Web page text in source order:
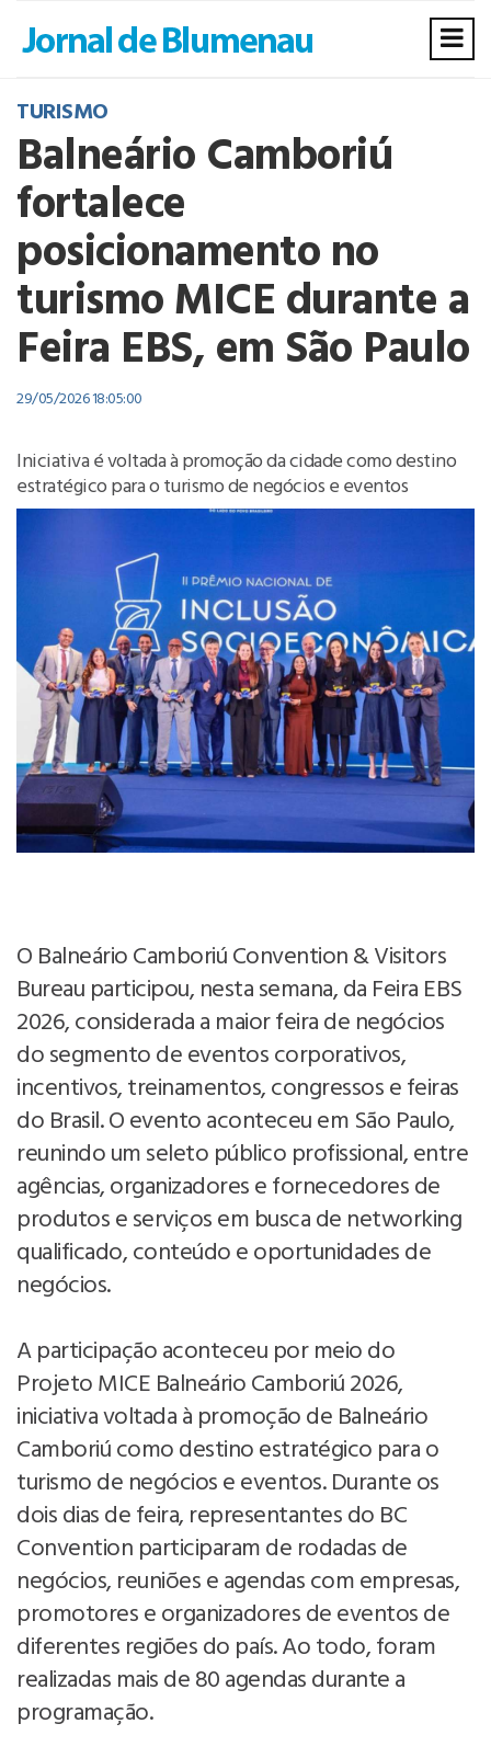
TURISMO
Balneário Camboriú
fortalece
posicionamento no
turismo MICE durante a
Feira EBS, em São Paulo
29/05/2026 18:05:00
Iniciativa é voltada à promoção da cidade como destino
estratégico para o turismo de negócios e eventos
O Balneário Camboriú Convention & Visitors
Bureau participou, nesta semana, da Feira EBS
2026, considerada a maior feira de negócios
do segmento de eventos corporativos,
incentivos, treinamentos, congressos e feiras
do Brasil. O evento aconteceu em São Paulo,
reunindo um seleto público profissional, entre
agências, organizadores e fornecedores de
produtos e serviços em busca de networking
qualificado, conteúdo e oportunidades de
negócios.
A participação aconteceu por meio do
Projeto MICE Balneário Camboriú 2026,
iniciativa voltada à promoção de Balneário
Camboriú como destino estratégico para o
turismo de negócios e eventos. Durante os
dois dias de feira, representantes do BC
Convention participaram de rodadas de
negócios, reuniões e agendas com empresas,
promotores e organizadores de eventos de
diferentes regiões do país. Ao todo, foram
realizadas mais de 80 agendas durante a
programação.